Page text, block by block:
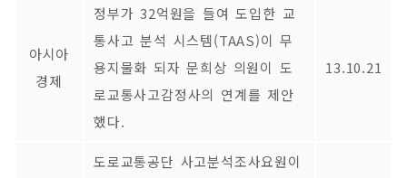
아시아
경제
정부가 32억원을 들여 도입한 교
통사고 분석 시스템(TAAS)이 무
용지물화 되자 문희상 의원이 도
로교통사고감정사의 연계를 제안
했다.
13.10.21
도로교통공단 사고분석조사요원이